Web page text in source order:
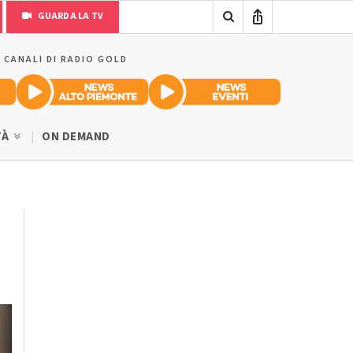
GUARDA LA TV
DI RADIO GOLD
ON DEMAND